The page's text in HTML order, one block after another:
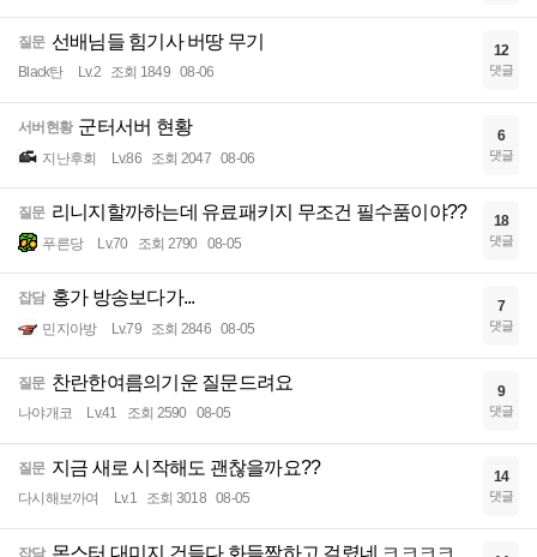
질문 선배님들 힘기사 버땅 무기
Black탄 Lv.2 조회 1849 08-06
12
댓글
서버현황 군터서버 현황
지난후회 Lv.86 조회 2047 08-06
6
댓글
질문 리니지할까하는데 유료패키지 무조건 필수품이야??
푸른당 Lv.70 조회 2790 08-05
18
댓글
잡담 홍가 방송보다가...
민지아방 Lv.79 조회 2846 08-05
7
댓글
질문 찬란한여름의기운 질문드려요
나야개코 Lv.41 조회 2590 08-05
9
댓글
질문 지금 새로 시작해도 괜찮을까요??
다시해보까여 Lv.1 조회 3018 08-05
14
댓글
잡담 몬스터 대미지 건들다 화들짝하고 걸렸네 ㅋㅋㅋㅋ